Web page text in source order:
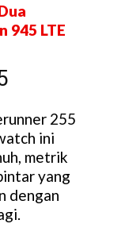
945 LTE
255
ini
metrik
yang
dengan